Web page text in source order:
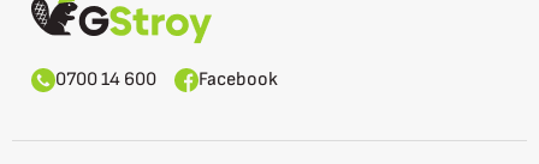
0700 14 600 Facebook